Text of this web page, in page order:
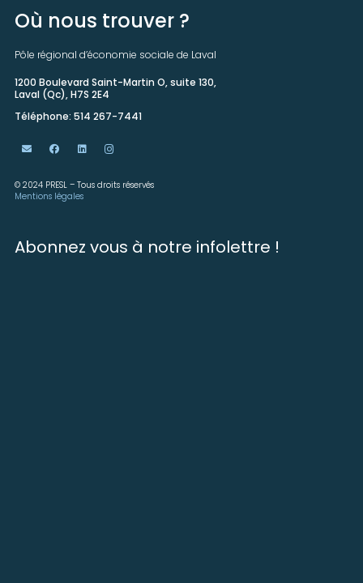
Où nous trouver ?
Pôle régional d’économie sociale de Laval
1200 Boulevard Saint-Martin O, suite 130,
Laval (Qc), H7S 2E4
Téléphone: 514 267-7441
© 2024 PRESL – Tous droits réservés
Mentions légales
Abonnez vous à notre infolettre !